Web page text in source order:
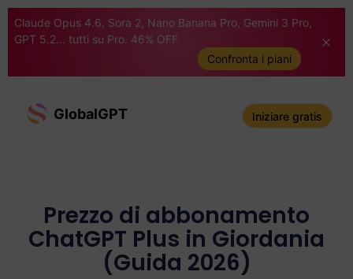
Claude Opus 4.6, Sora 2, Nano Banana Pro, Gemini 3 Pro,
GPT 5.2... tutti su Pro. 46% OFF
Confronta i piani
GlobalGPT Iniziare gratis
Prezzo di abbonamento
ChatGPT Plus in Giordania
(Guida 2026)